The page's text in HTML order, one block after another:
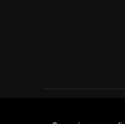
Copyright ©